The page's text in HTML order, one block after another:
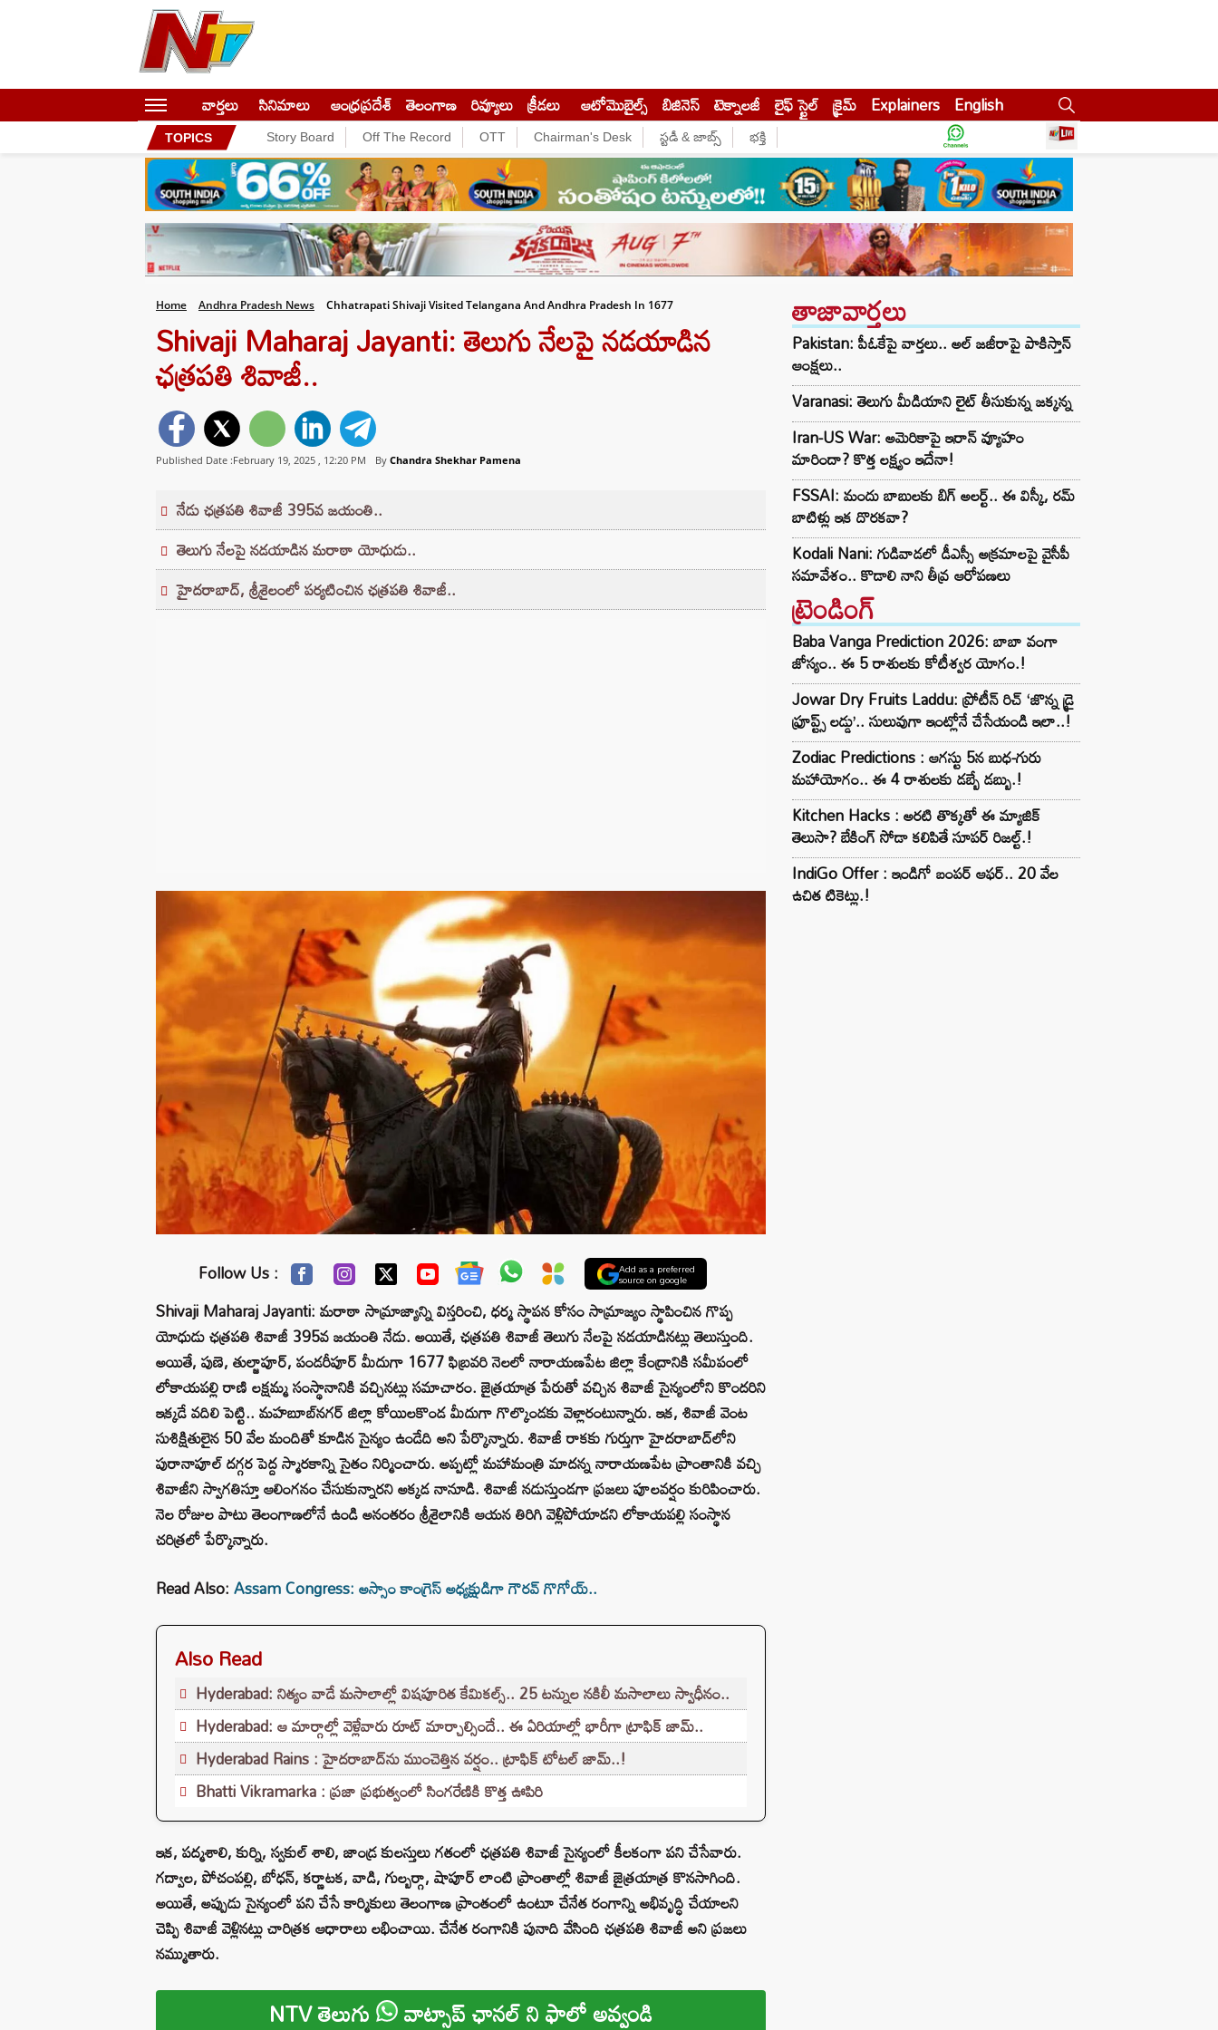
వార్తలు సినిమాలు ఆంధ్రప్రదేశ్ తెలంగాణ రివ్యూలు క్రీడలు ఆటోమొబైల్స్ బిజినెస్‌ టెక్నాలజీ లైఫ్ స్టైల్ క్రైమ్ Explainers English
TOPICS Story Board Off The Record OTT Chairman's Desk స్టడీ & జాబ్స్ భక్తి
Home Andhra Pradesh News Chhatrapati Shivaji Visited Telangana And Andhra Pradesh In 1677
Shivaji Maharaj Jayanti: తెలుగు నేలపై నడయాడిన
ఛత్రపతి శివాజీ..
Published Date :February 19, 2025 , 12:20 PM By Chandra Shekhar Pamena
నేడు ఛత్రపతి శివాజీ 395వ జయంతి..
తెలుగు నేలపై నడయాడిన మరాఠా యోధుడు..
హైదరాబాద్, శ్రీశైలంలో పర్యటించిన ఛత్రపతి శివాజీ..
Follow Us : Add as a preferred
source on google
Shivaji Maharaj Jayanti: మరాఠా సామ్రాజ్యాన్ని విస్తరించి, ధర్మ స్థాపన కోసం సామ్రాజ్యం స్థాపించిన గొప్ప
యోధుడు ఛత్రపతి శివాజీ 395వ జయంతి నేడు. అయితే, ఛత్రపతి శివాజీ తెలుగు నేలపై నడయాడినట్లు తెలుస్తుంది.
అయితే, పుణె, తుల్జాపూర్‌, పండరీపూర్‌ మీదుగా 1677 ఫిబ్రవరి నెలలో నారాయణపేట జిల్లా కేంద్రానికి సమీపంలో
లోకాయపల్లి రాణి లక్షమ్మ సంస్థానానికి వచ్చినట్లు సమాచారం. జైత్రయాత్ర పేరుతో వచ్చిన శివాజీ సైన్యంలోని కొందరిని
ఇక్కడే వదిలి పెట్టి.. మహబూబ్‌నగర్‌ జిల్లా కోయిలకొండ మీదుగా గొల్కొండకు వెళ్లారంటున్నారు. ఇక, శివాజీ వెంట
సుశిక్షితులైన 50 వేల మందితో కూడిన సైన్యం ఉండేది అని పేర్కొన్నారు. శివాజీ రాకకు గుర్తుగా హైదరాబాద్‌లోని
పురానాపూల్‌ దగ్గర పెద్ద స్మారకాన్ని సైతం నిర్మించారు. అప్పట్లో మహామంత్రి మాదన్న నారాయణపేట ప్రాంతానికి వచ్చి
శివాజీని స్వాగతిస్తూ ఆలింగనం చేసుకున్నారని అక్కడ నానూడి. శివాజీ నడుస్తుండగా ప్రజలు పూలవర్షం కురిపించారు.
నెల రోజుల పాటు తెలంగాణలోనే ఉండి అనంతరం శ్రీశైలానికి ఆయన తిరిగి వెళ్లిపోయాడని లోకాయపల్లి సంస్థాన
చరిత్రలో పేర్కొన్నారు.
Read Also:Assam Congress: అస్సాం కాంగ్రెస్ అధ్యక్షుడిగా గౌరవ్ గొగోయ్‌..
Also Read
Hyderabad: నిత్యం వాడే మసాలాల్లో విషపూరిత కేమికల్స్.. 25 టన్నుల నకిలీ మసాలాలు స్వాధీనం..
Hyderabad: ఆ మార్గాల్లో వెళ్లేవారు రూట్ మార్చాల్సిందే.. ఈ ఏరియాల్లో భారీగా ట్రాఫిక్ జామ్..
Hyderabad Rains : హైదరాబాద్‌ను ముంచెత్తిన వర్షం.. ట్రాఫిక్ టోటల్ జామ్..!
Bhatti Vikramarka : ప్ర‌జా ప్ర‌భుత్వంలో సింగ‌రేణికి కొత్త ఊపిరి
ఇక, పద్మశాలి, కుర్ని, స్వకుల్‌ శాలి, జాండ్ర కులస్తులు గతంలో ఛత్రపతి శివాజీ సైన్యంలో కీలకంగా పని చేసేవారు.
గద్వాల, పోచంపల్లి, బోధన్‌, కర్ణాటక, వాడి, గుల్బర్గా, షాపూర్‌ లాంటి ప్రాంతాల్లో శివాజీ జైత్రయాత్ర కొనసాగింది.
అయితే, అప్పుడు సైన్యంలో పని చేసే కార్మికులు తెలంగాణ ప్రాంతంలో ఉంటూ చేనేత రంగాన్ని అభివృద్ధి చేయాలని
చెప్పి శివాజీ వెళ్లినట్లు చారిత్రక ఆధారాలు లభించాయి. చేనేత రంగానికి పునాది వేసింది ఛత్రపతి శివాజీ అని ప్రజలు
నమ్ముతారు.
NTV తెలుగు వాట్సాప్ ఛానల్ ని ఫాలో అవ్వండి
తాజావార్తలు
Pakistan: పీఓకేపై వార్తలు.. అల్ జజీరాపై పాకిస్తాన్
ఆంక్షలు..
Varanasi: తెలుగు మీడియాని లైట్ తీసుకున్న జక్కన్న
Iran-US War: అమెరికాపై ఇరాన్ వ్యూహం
మారిందా? కొత్త లక్ష్యం ఇదేనా!
FSSAI: మందు బాబులకు బిగ్ అలర్ట్.. ఈ విస్కీ, రమ్
బాటిళ్లు ఇక దొరకవా?
Kodali Nani: గుడివాడలో డీఎస్సీ అక్రమాలపై వైసీపీ
సమావేశం.. కొడాలి నాని తీవ్ర ఆరోపణలు
ట్రెండింగ్‌
Baba Vanga Prediction 2026: బాబా వంగా
జోస్యం.. ఈ 5 రాశులకు కోటీశ్వర యోగం.!
Jowar Dry Fruits Laddu: ప్రోటీన్ రిచ్ ‘జొన్న డ్రై
ఫ్రూప్ట్స్ లడ్డు’.. సులువుగా ఇంట్లోనే చేసేయండి ఇలా..!
Zodiac Predictions : ఆగస్టు 5న బుధ-గురు
మహాయోగం.. ఈ 4 రాశులకు డబ్బే డబ్బు.!
Kitchen Hacks : అరటి తొక్కతో ఈ మ్యాజిక్
తెలుసా? బేకింగ్ సోడా కలిపితే సూపర్ రిజల్ట్.!
IndiGo Offer : ఇండిగో బంపర్ ఆఫర్.. 20 వేల
ఉచిత టికెట్లు.!